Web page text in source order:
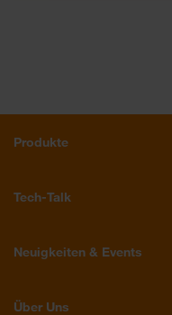
Produkte
Tech-Talk
Neuigkeiten & Events
Über Uns